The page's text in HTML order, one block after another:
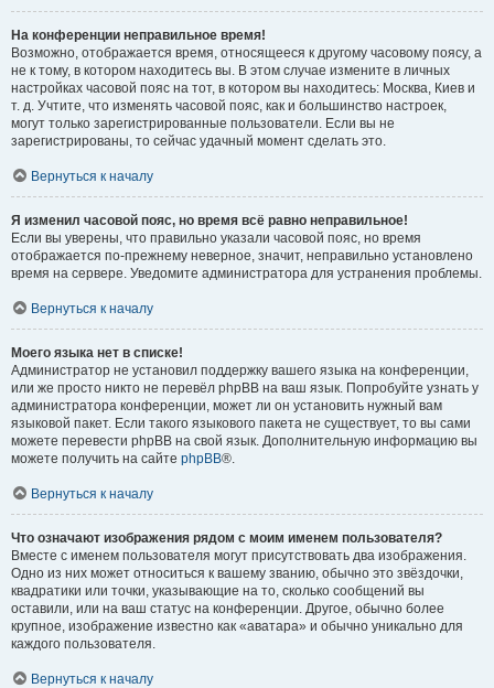
На конференции неправильное время!
Возможно, отображается время, относящееся к другому часовому поясу, а
не к тому, в котором находитесь вы. В этом случае измените в личных
настройках часовой пояс на тот, в котором вы находитесь: Москва, Киев и
т. д. Учтите, что изменять часовой пояс, как и большинство настроек,
могут только зарегистрированные пользователи. Если вы не
зарегистрированы, то сейчас удачный момент сделать это.
Вернуться к началу
Я изменил часовой пояс, но время всё равно неправильное!
Если вы уверены, что правильно указали часовой пояс, но время
отображается по-прежнему неверное, значит, неправильно установлено
время на сервере. Уведомите администратора для устранения проблемы.
Вернуться к началу
Моего языка нет в списке!
Администратор не установил поддержку вашего языка на конференции,
или же просто никто не перевёл phpBB на ваш язык. Попробуйте узнать у
администратора конференции, может ли он установить нужный вам
языковой пакет. Если такого языкового пакета не существует, то вы сами
можете перевести phpBB на свой язык. Дополнительную информацию вы
можете получить на сайте phpBB®.
Вернуться к началу
Что означают изображения рядом с моим именем пользователя?
Вместе с именем пользователя могут присутствовать два изображения.
Одно из них может относиться к вашему званию, обычно это звёздочки,
квадратики или точки, указывающие на то, сколько сообщений вы
оставили, или на ваш статус на конференции. Другое, обычно более
крупное, изображение известно как «аватара» и обычно уникально для
каждого пользователя.
Вернуться к началу